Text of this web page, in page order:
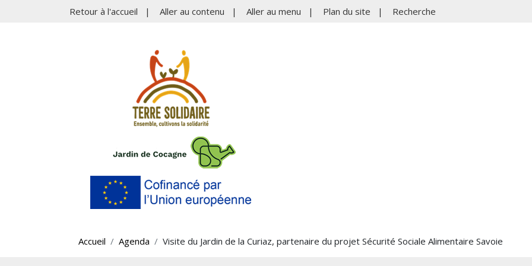
Retour à l'accueil | Aller au contenu | Aller au menu | Plan du site | Recherche
Accueil Agenda Visite du Jardin de la Curiaz, partenaire du projet Sécurité Sociale Alimentaire Savoie